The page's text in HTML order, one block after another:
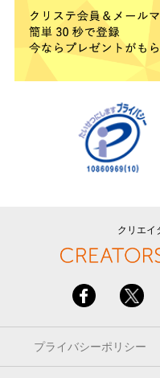
クリエイ
プライバシーポリシー